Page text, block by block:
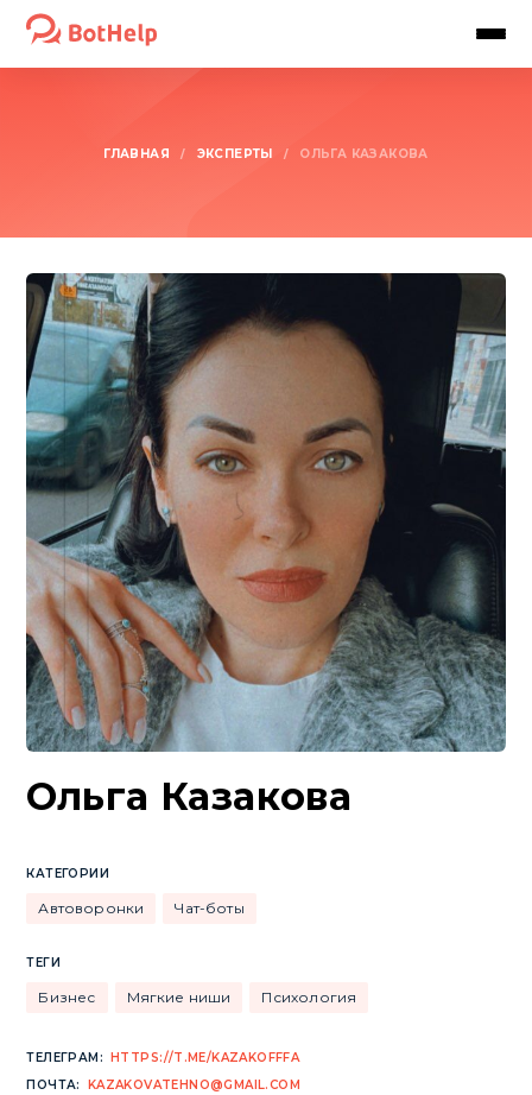
ГЛАВНАЯ / ЭКСПЕРТЫ / ОЛЬГА КАЗАКОВА
Ольга Казакова
КАТЕГОРИИ
Автоворонки Чат-боты
ТЕГИ
Бизнес Мягкие ниши Психология
ТЕЛЕГРАМ:
HTTPS://T.ME/KAZAKOFFFA
ПОЧТА:
KAZAKOVATEHNO@GMAIL.COM